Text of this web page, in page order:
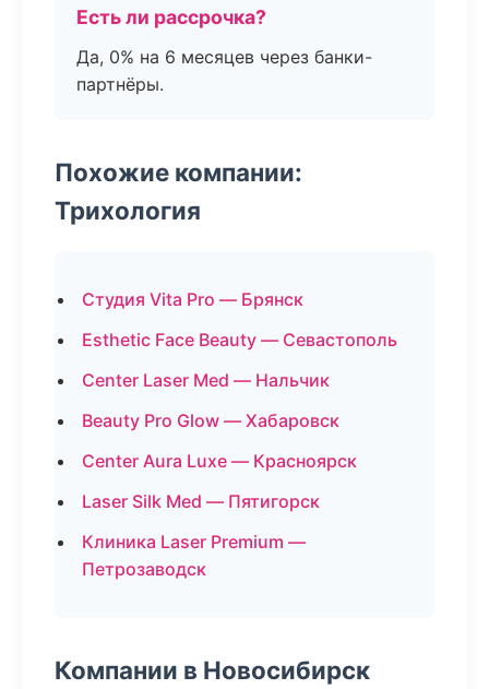
Есть ли рассрочка?
Да, 0% на 6 месяцев через банки-
партнёры.
Похожие компании:
Трихология
Студия Vita Pro — Брянск
Esthetic Face Beauty — Севастополь
Center Laser Med — Нальчик
Beauty Pro Glow — Хабаровск
Center Aura Luxe — Красноярск
Laser Silk Med — Пятигорск
Клиника Laser Premium —
Петрозаводск
Компании в Новосибирск